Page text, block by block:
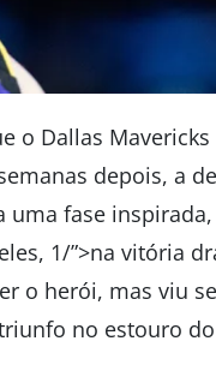
o Dallas
depois, a
fase
1/”>na vitória
o herói, mas viu
no estouro do